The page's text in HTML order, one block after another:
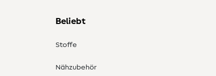
Beliebt
Stoffe
Nähzubehör